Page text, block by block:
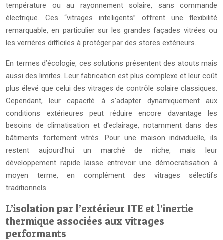
température ou au rayonnement solaire, sans commande
électrique. Ces “vitrages intelligents” offrent une flexibilité
remarquable, en particulier sur les grandes façades vitrées ou
les verrières difficiles à protéger par des stores extérieurs.
En termes d’écologie, ces solutions présentent des atouts mais
aussi des limites. Leur fabrication est plus complexe et leur coût
plus élevé que celui des vitrages de contrôle solaire classiques.
Cependant, leur capacité à s’adapter dynamiquement aux
conditions extérieures peut réduire encore davantage les
besoins de climatisation et d’éclairage, notamment dans des
bâtiments fortement vitrés. Pour une maison individuelle, ils
restent aujourd’hui un marché de niche, mais leur
développement rapide laisse entrevoir une démocratisation à
moyen terme, en complément des vitrages sélectifs
traditionnels.
L’isolation par l’extérieur ITE et l’inertie
thermique associées aux vitrages
performants